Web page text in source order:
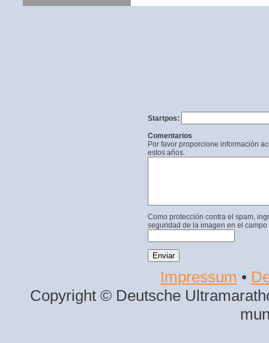
Startpos:
Comentarios
Por favor proporcione información
estos años.
Como protección contra el spam,
seguridad de la imagen en el campo
Impressum •
Copyright © Deutsche